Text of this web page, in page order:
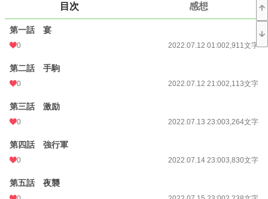
0 pt
文字数
更新日時
初回公開日時 2022.07.12 00:36
初回完結日時
週間ポイント 42 pt (48,661 位)
年間ポイント 528 pt (101,462 位)
目次 感想
第一話 宴
0 2022.07.12 01:002,911文字
第二話 手駒
0 2022.07.12 21:002,113文字
第三話 激励
0 2022.07.13 23:003,264文字
第四話 強行軍
0 2022.07.14 23:003,830文字
第五話 夜襲